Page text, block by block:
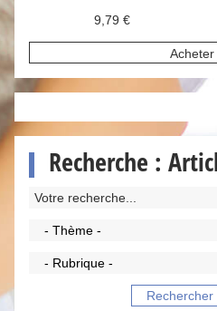
9,79 €
Acheter
Recherche :
- Thème -
- Rubrique -
Rechercher